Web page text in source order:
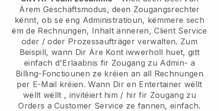
Ärem Geschäftsmodus, deen Zougangsrechter
kënnt, ob se eng Administratioun, këmmere sech
ëm de Rechnungen, Inhalt änneren, Client Service
oder / oder Prozessaufträger verwalten. Zum
Beispill, wann Dir Äre Kont iwwerholl huet, gitt
einfach d'Erlaabnis fir Zougang zu Admin- a
Billing-Fonctiounen ze kréien an all Rechnungen
per E-Mail kréien.Wann Dir en Entertainer wëllt
wëllt wëllt , invitéiert him / hir fir Zougang zu
Orders a Customer Service ze fannen, einfach.